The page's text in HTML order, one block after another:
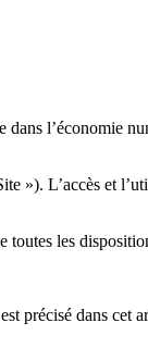
l’économie
»). L’accès et
les
dans cet